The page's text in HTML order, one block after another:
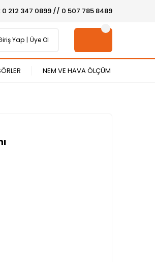
212 347 0899 // 0 507 785 8489
Yap Üye Ol
NEM VE HAVA ÖLÇÜM